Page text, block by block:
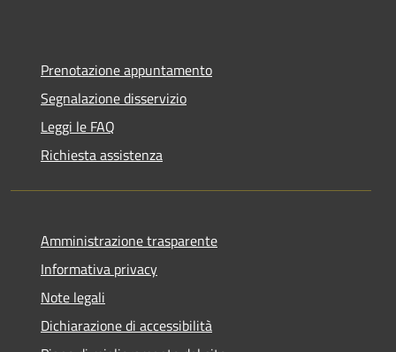
Prenotazione appuntamento
Segnalazione disservizio
Leggi le FAQ
Richiesta assistenza
Amministrazione trasparente
Informativa privacy
Note legali
Dichiarazione di accessibilità